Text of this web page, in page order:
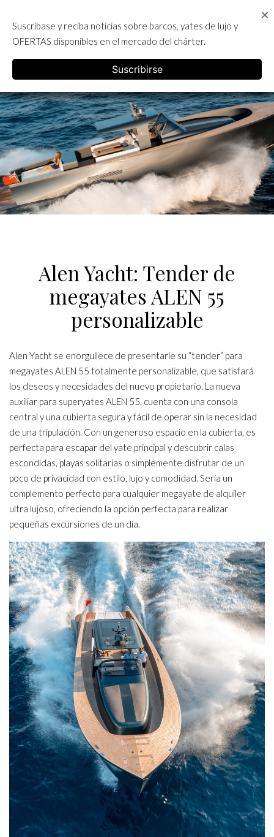
content
ALQUILER DE YATES EN IBIZA
Alen Yacht: Tender de
megayates ALEN 55
personalizable
Alen Yacht se enorgullece de presentarle su “tender” para
megayates ALEN 55 totalmente personalizable, que satisfará
los deseos y necesidades del nuevo propietario. La nueva
auxiliar para superyates ALEN 55, cuenta con una consola
central y una cubierta segura y fácil de operar sin la necesidad
de una tripulación. Con un generoso espacio en la cubierta, es
perfecta para escapar del yate principal y descubrir calas
escondidas, playas solitarias o simplemente disfrutar de un
poco de privacidad con estilo, lujo y comodidad. Sería un
complemento perfecto para cualquier megayate de alquiler
ultra lujoso, ofreciendo la opción perfecta para realizar
pequeñas excursiones de un día.
Suscríbase y reciba noticias sobre barcos, yates de lujo y
OFERTAS disponibles en el mercado del chárter.
Suscribirse